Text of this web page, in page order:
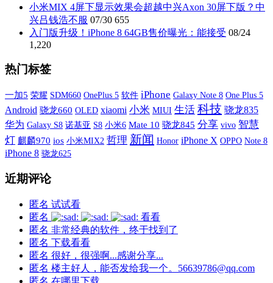
小米MIX 4屏下显示效果会超越中兴Axon 30屏下版？中
兴吕钱浩不服 07/30 655
入门版升级！iPhone 8 64GB售价曝光：能接受 08/24
1,220
热门标签
一加5 荣耀 SDM660 OnePlus 5 软件 iPhone Galaxy Note 8 One Plus 5
Android 骁龙660 OLED xiaomi 小米 MIUI 生活 科技 骁龙835
华为 Galaxy S8 诺基亚 S8 小米6 Mate 10 骁龙845 分享 vivo 智慧
灯 麒麟970 ios 小米MIX2 哲理 新闻 Honor iPhone X OPPO Note 8
iPhone 8 骁龙625
近期评论
匿名 试试看
匿名
看看
匿名 非常经典的软件，终于找到了
匿名 下载看看
匿名 很好，很强啊...感谢分享...
匿名 楼主好人，能否发给我一个。56639786@qq.com
匿名 在哪里下载